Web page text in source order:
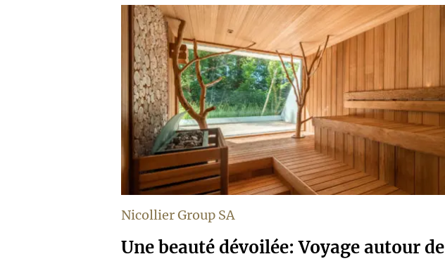
Nicollier Group SA
Une beauté dévoilée: Voyage autour de